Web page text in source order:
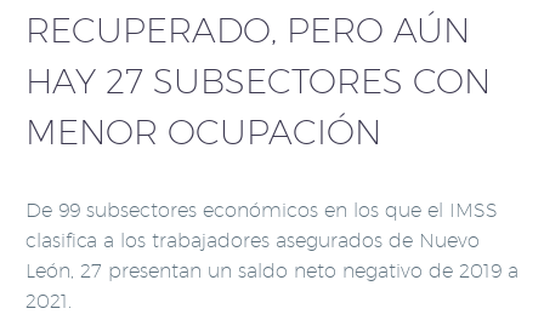
RECUPERADO, PERO AÚN
HAY 27 SUBSECTORES CON
MENOR OCUPACIÓN
De 99 subsectores económicos en los que el IMSS
clasifica a los trabajadores asegurados de Nuevo
León, 27 presentan un saldo neto negativo de 2019 a
2021.